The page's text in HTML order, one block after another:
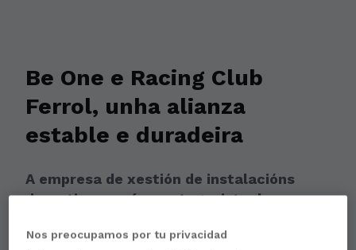
Be One e Racing Club
Ferrol, unha alianza
estable e duradeira
A empresa de xestión de instalacións
deportivas será a protagonista do noso
Nos preocupamos por tu privacidad